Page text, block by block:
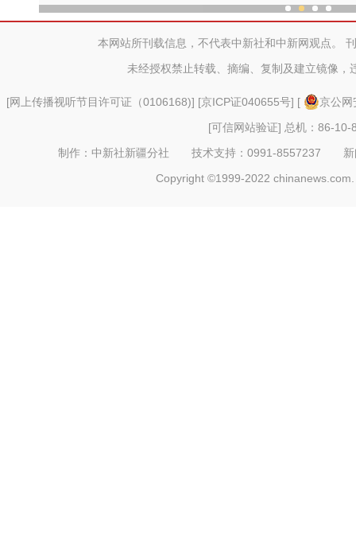
本网站所刊载信息，不代表中新社和中新网观点。
未经授权禁止转载、摘编、复制及建立镜像，
[网上传播视听节目许可证（0106168)] [京ICP证040655号] [
京公
[可信网站验证] 总机：86-10-
制作：中新社新疆分社 技术支持：0991-8557237
Copyright ©1999-2022